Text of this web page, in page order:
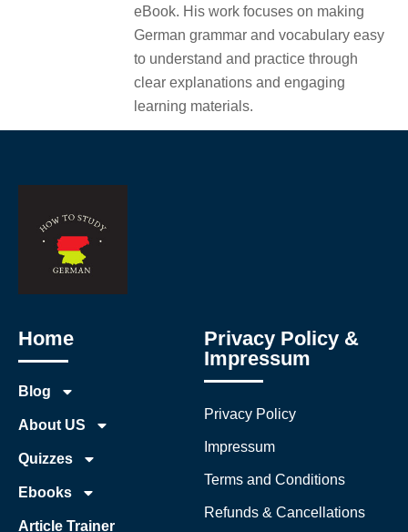
eBook. His work focuses on making
German grammar and vocabulary easy
to understand and practice through
clear explanations and engaging
learning materials.
Home
Blog
About US
Quizzes
Ebooks
Article Trainer
Privacy Policy &
Impressum
Privacy Policy
Impressum
Terms and Conditions
Refunds & Cancellations